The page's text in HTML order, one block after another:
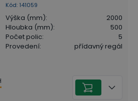
Kód: 141059
Výška (mm):
2000
Hloubka (mm):
500
Počet polic:
5
Provedení: přídavný regál